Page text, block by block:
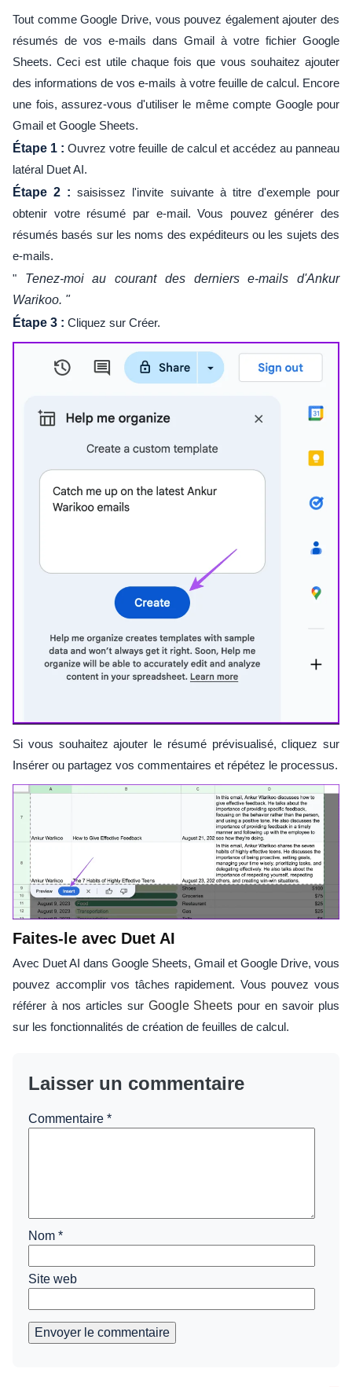
Tout comme Google Drive, vous pouvez également ajouter des
résumés de vos e-mails dans Gmail à votre fichier Google
Sheets. Ceci est utile chaque fois que vous souhaitez ajouter
des informations de vos e-mails à votre feuille de calcul. Encore
une fois, assurez-vous d'utiliser le même compte Google pour
Gmail et Google Sheets.
Étape 1 : Ouvrez votre feuille de calcul et accédez au panneau
latéral Duet AI.
Étape 2 : saisissez l'invite suivante à titre d'exemple pour
obtenir votre résumé par e-mail. Vous pouvez générer des
résumés basés sur les noms des expéditeurs ou les sujets des
e-mails.
" Tenez-moi au courant des derniers e-mails d'Ankur
Warikoo. "
Étape 3 : Cliquez sur Créer.
Si vous souhaitez ajouter le résumé prévisualisé, cliquez sur
Insérer ou partagez vos commentaires et répétez le processus.
Faites-le avec Duet AI
Avec Duet AI dans Google Sheets, Gmail et Google Drive, vous
pouvez accomplir vos tâches rapidement. Vous pouvez vous
référer à nos articles sur Google Sheets pour en savoir plus
sur les fonctionnalités de création de feuilles de calcul.
Laisser un commentaire
Commentaire *
Nom *
Site web
Envoyer le commentaire